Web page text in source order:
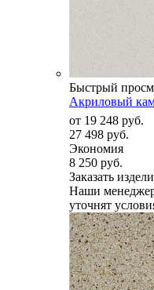
Быстрый
Акриловый
от 19 248 руб.
27 498 руб.
Экономия
8 250 руб.
Заказать
Наши
уточнят